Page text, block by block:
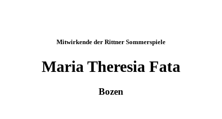
Mitwirkende der Rittner Sommerspiele
Maria Theresia Fata
Bozen